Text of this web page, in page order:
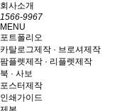
회사소개
1566-9967
MENU
포트폴리오
카탈로그제작 · 브로셔제작
팜플렛제작 · 리플렛제작
북 · 사보
포스터제작
인쇄가이드